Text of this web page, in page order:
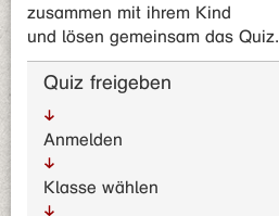
zusammen mit ihrem Kind
und lösen gemeinsam das Quiz.
Quiz freigeben
Anmelden
Klasse wählen